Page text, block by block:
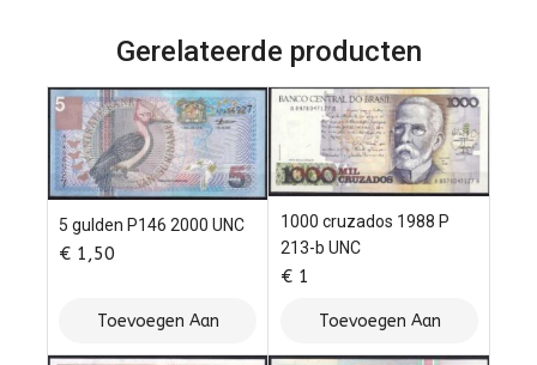
Gerelateerde producten
5 gulden P146 2000 UNC
€ 1,50
Toevoegen Aan
Winkelwagen
1000 cruzados 1988 P
213-b UNC
€ 1
Toevoegen Aan
Winkelwagen